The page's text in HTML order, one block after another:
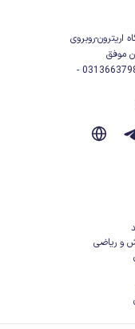
اریترون-روبروی
موفق
03136624375 - 03136612617 - 03136637982 -
و ریاضی